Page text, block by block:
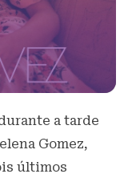
a tarde
Gomez,
últimos